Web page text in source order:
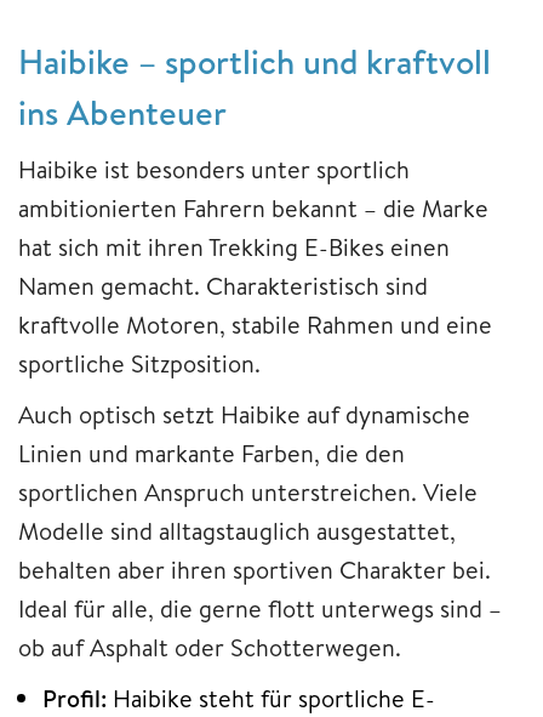
Haibike – sportlich und kraftvoll
ins Abenteuer
Haibike ist besonders unter sportlich
ambitionierten Fahrern bekannt – die Marke
hat sich mit ihren Trekking E-Bikes einen
Namen gemacht. Charakteristisch sind
kraftvolle Motoren, stabile Rahmen und eine
sportliche Sitzposition.
Auch optisch setzt Haibike auf dynamische
Linien und markante Farben, die den
sportlichen Anspruch unterstreichen. Viele
Modelle sind alltagstauglich ausgestattet,
behalten aber ihren sportiven Charakter bei.
Ideal für alle, die gerne flott unterwegs sind –
ob auf Asphalt oder Schotterwegen.
Profil: Haibike steht für sportliche E-